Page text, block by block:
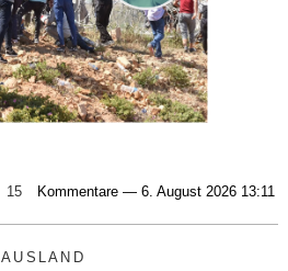
15 Kommentare — 6. August 2026 13:11
AUSLAND